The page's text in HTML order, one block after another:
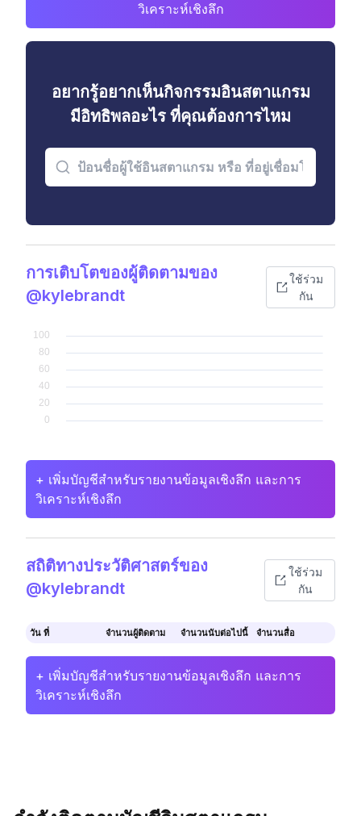
วิเคราะห์เชิงลึก
อยากรู้อยากเห็นกิจกรรมอินสตาแกรม
มีอิทธิพลอะไร ที่คุณต้องการไหม
การเติบโตของผู้ติดตามของ
@kylebrandt
ใช้ร่วม
กัน
+ เพิ่มบัญชีสำหรับรายงานข้อมูลเชิงลึก และการ
วิเคราะห์เชิงลึก
สถิติทางประวัติศาสตร์ของ
@kylebrandt
ใช้ร่วม
กัน
วัน ที่ จำนวนผู้ติดตาม จำนวนนับต่อไปนี้ จำนวนสื่อ
+ เพิ่มบัญชีสำหรับรายงานข้อมูลเชิงลึก และการ
วิเคราะห์เชิงลึก